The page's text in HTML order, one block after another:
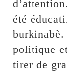
été
burkinabè.
politique
tirer de